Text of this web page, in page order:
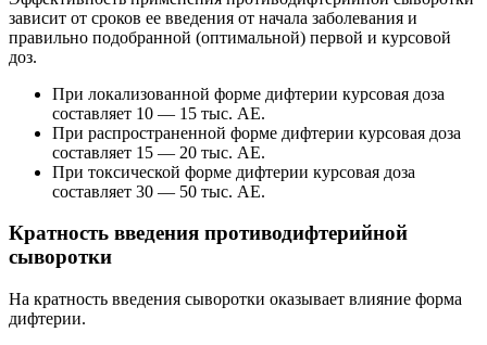
зависит от сроков ее введения от начала заболевания и
правильно подобранной (оптимальной) первой и курсовой
доз.
При локализованной форме дифтерии курсовая доза
составляет 10 — 15 тыс. АЕ.
При распространенной форме дифтерии курсовая доза
составляет 15 — 20 тыс. АЕ.
При токсической форме дифтерии курсовая доза
составляет 30 — 50 тыс. АЕ.
Кратность введения противодифтерийной
сыворотки
На кратность введения сыворотки оказывает влияние форма
дифтерии.